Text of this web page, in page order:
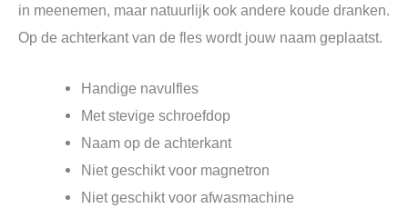
in meenemen, maar natuurlijk ook andere koude dranken.
Op de achterkant van de fles wordt jouw naam geplaatst.
Handige navulfles
Met stevige schroefdop
Naam op de achterkant
Niet geschikt voor magnetron
Niet geschikt voor afwasmachine